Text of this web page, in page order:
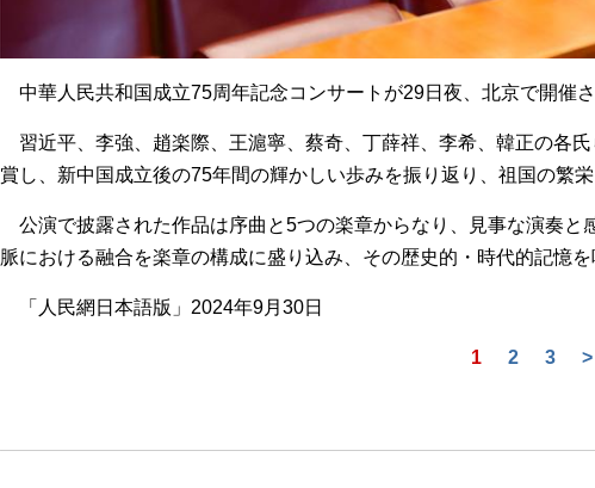
中華人民共和国成立75周年記念コンサートが29日夜、北京で開催
習近平、李強、趙楽際、王滬寧、蔡奇、丁薛祥、李希、韓正の各
賞し、新中国成立後の75年間の輝かしい歩みを振り返り、祖国の繁栄
公演で披露された作品は序曲と5つの楽章からなり、見事な演奏
脈における融合を楽章の構成に盛り込み、その歴史的・時代的記憶を
「人民網日本語版」2024年9月30日
1 2 3 >